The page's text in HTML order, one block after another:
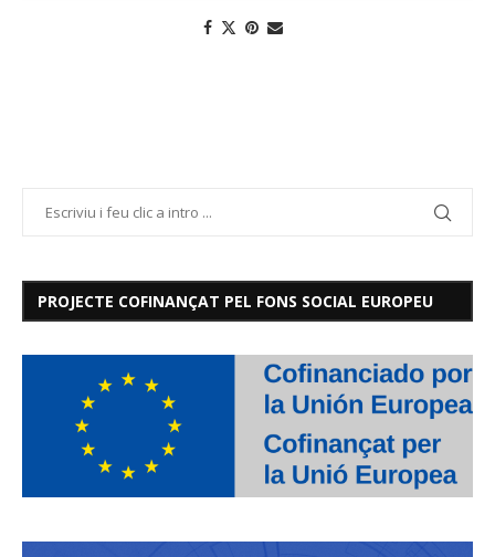
PROJECTE COFINANÇAT PEL FONS SOCIAL EUROPEU